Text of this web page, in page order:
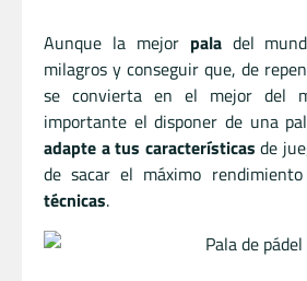
Aunque la mejor paladel
milagros y conseguir que, de
se convierta en el mejor del
importante el disponer de una
adapte a tus características de
de sacar el máximo
técnicas.